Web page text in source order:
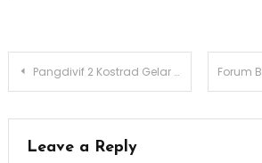
Post
Pangdivif 2 Kostrad Gelar Coffee Morning dengan Insan Pers
Leave a Reply